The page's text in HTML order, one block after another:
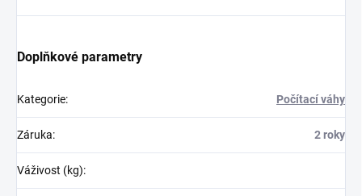
Doplňkové parametry
Kategorie: Počítací váhy
Záruka: 2 roky
Váživost (kg):